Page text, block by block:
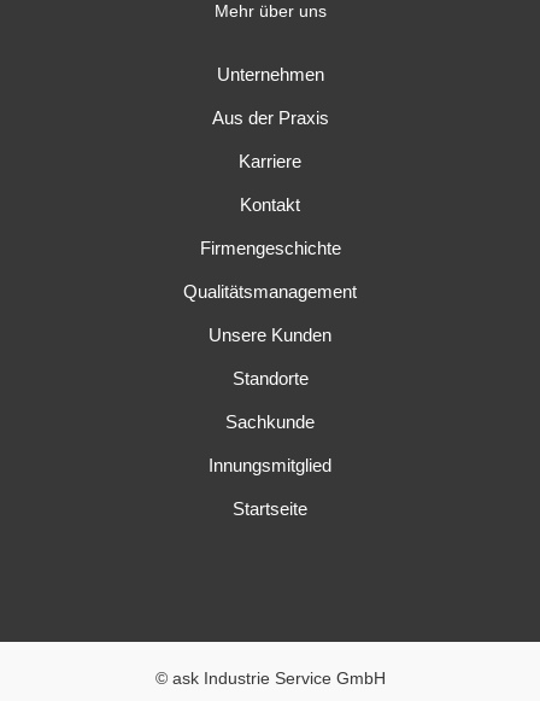
Mehr über uns
Unternehmen
Aus der Praxis
Karriere
Kontakt
Firmengeschichte
Qualitätsmanagement
Unsere Kunden
Standorte
Sachkunde
Innungsmitglied
Startseite
© ask Industrie Service GmbH